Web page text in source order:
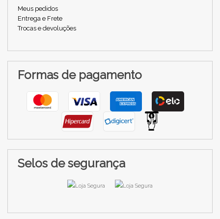
Meus pedidos
Entrega e Frete
Trocas e devoluções
Formas de pagamento
Selos de segurança